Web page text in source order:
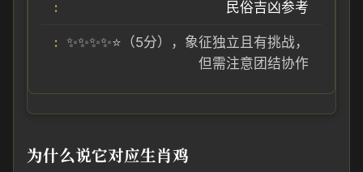
民俗吉凶参考
✨✨✨✨⭐（5分），象征独立且有挑战，
但需注意团结协作
为什么说它对应生肖鸡